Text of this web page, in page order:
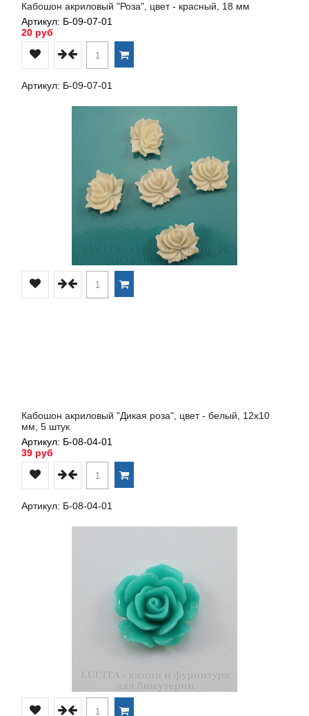
Кабошон акриловый "Роза", цвет - красный, 18 мм
Артикул: Б-09-07-01
20 руб
Артикул: Б-09-07-01
Кабошон акриловый "Дикая роза", цвет - белый, 12х10
мм, 5 штук
Артикул: Б-08-04-01
39 руб
Артикул: Б-08-04-01